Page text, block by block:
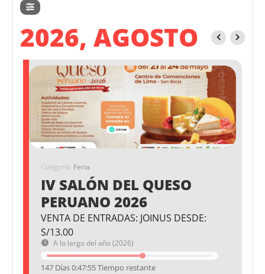
2026, AGOSTO
Categoría Feria
IV SALÓN DEL QUESO
PERUANO 2026
VENTA DE ENTRADAS: JOINUS DESDE:
S/13.00
A lo largo del año (2026)
147 Días 0:47:55 Tiempo restante